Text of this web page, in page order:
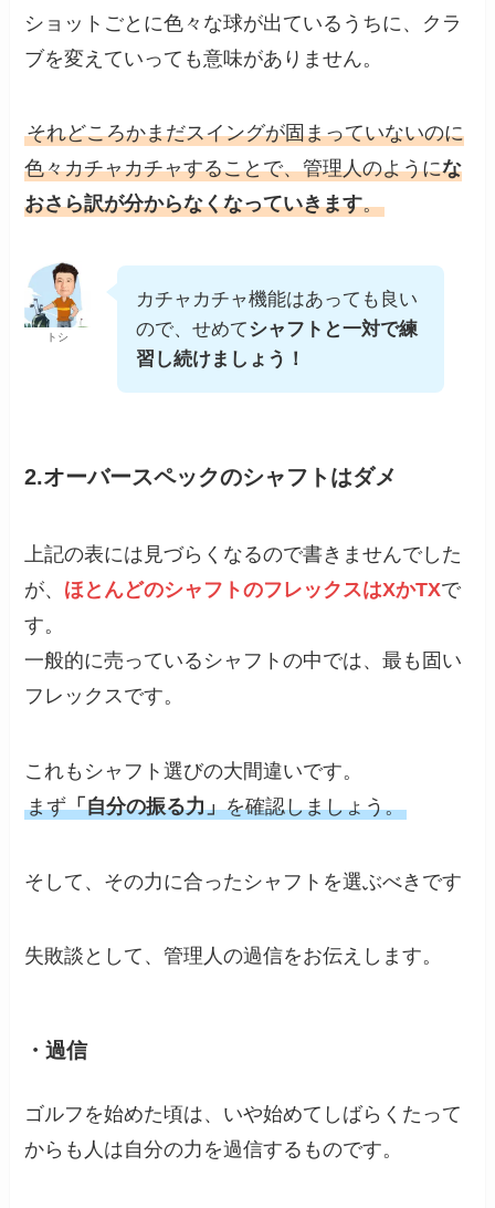
ショットごとに色々な球が出ているうちに、クラ
ブを変えていっても意味がありません。
それどころかまだスイングが固まっていないのに
色々カチャカチャすることで、管理人のようにな
おさら訳が分からなくなっていきます。
トシ
カチャカチャ機能はあっても良い
ので、せめてシャフトと一対で練
習し続けましょう！
2.オーバースペックのシャフトはダメ
上記の表には見づらくなるので書きませんでした
が、 ほとんどのシャフトのフレックスはXかTXで
す。
一般的に売っているシャフトの中では、最も固い
フレックスです。
これもシャフト選びの大間違いです。
まず「自分の振る力」を確認しましょう。
そして、その力に合ったシャフトを選ぶべきです
失敗談として、管理人の過信をお伝えします。
・過信
ゴルフを始めた頃は、いや始めてしばらくたって
からも人は自分の力を過信するものです。